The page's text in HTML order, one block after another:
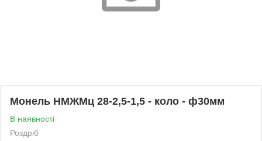
Монель НМЖМц 28-2,5-1,5 - коло - ф30мм
В наявності
Роздріб